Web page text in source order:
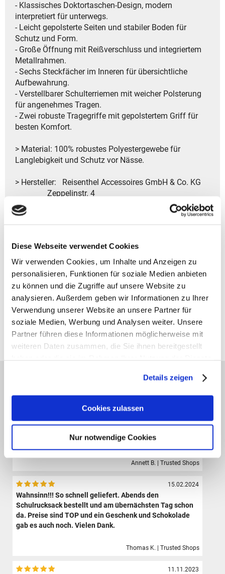
Diese Webseite verwendet Cookies
Wir verwenden Cookies, um Inhalte und Anzeigen zu
personalisieren, Funktionen für soziale Medien anbieten
zu können und die Zugriffe auf unsere Website zu
analysieren. Außerdem geben wir Informationen zu Ihrer
Verwendung unserer Website an unsere Partner für
soziale Medien, Werbung und Analysen weiter. Unsere
Partner führen diese Informationen möglicherweise mit
weiteren Daten zusammen, die Sie ihnen bereitgestellt
Details zeigen
Cookies zulassen
Nur notwendige Cookies
- Klassisches Doktortaschen-Design, modern
interpretiert für unterwegs.
- Leicht gepolsterte Seiten und stabiler Boden für
Schutz und Form.
- Große Öffnung mit Reißverschluss und integriertem
Metallrahmen.
- Sechs Steckfächer im Inneren für übersichtliche
Aufbewahrung.
- Verstellbarer Schulterriemen mit weicher Polsterung
für angenehmes Tragen.
- Zwei robuste Tragegriffe mit gepolstertem Griff für
besten Komfort.
> Material: 100% robustes Polyestergewebe für
Langlebigkeit und Schutz vor Nässe.
> Hersteller: Reisenthel Accessoires GmbH & Co. KG
Zeppelinstr. 4
82205 Gilching
Deutschland
Fax: +49 8105 77292-920
E-Mail: service@reisenthel.com
Gutscheine bestellen
Alle Preise verstehen sich inklusive der gesetzl. MwSt. und zzgl.
Versand(ab 39,00 € Bestellwert versandkostenfrei!)
Sporttaschen, Schulranzen und Zubehör.Die Bestellung
ist sehr einfach und der Versand erfolgte sehr schnell.
Annett B. | Trusted Shops
15.02.2024
Wahnsinn!!! So schnell geliefert. Abends den
Schulrucksack bestellt und am übernächsten Tag schon
da. Preise sind TOP und ein Geschenk und Schokolade
gab es auch noch. Vielen Dank.
Thomas K. | Trusted Shops
11.11.2023